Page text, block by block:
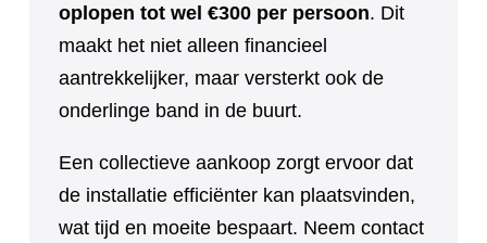
oplopen tot wel €300 per persoon. Dit
maakt het niet alleen financieel
aantrekkelijker, maar versterkt ook de
onderlinge band in de buurt.
Een collectieve aankoop zorgt ervoor dat
de installatie efficiënter kan plaatsvinden,
wat tijd en moeite bespaart. Neem contact